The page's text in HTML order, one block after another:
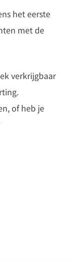
het eerste
met de
verkrijgbaar
of heb je